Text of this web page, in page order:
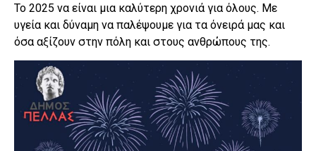
Το 2025 να είναι μια καλύτερη χρονιά για όλους. Με
υγεία και δύναμη να παλέψουμε για τα όνειρά μας και
όσα αξίζουν στην πόλη και στους ανθρώπους της.